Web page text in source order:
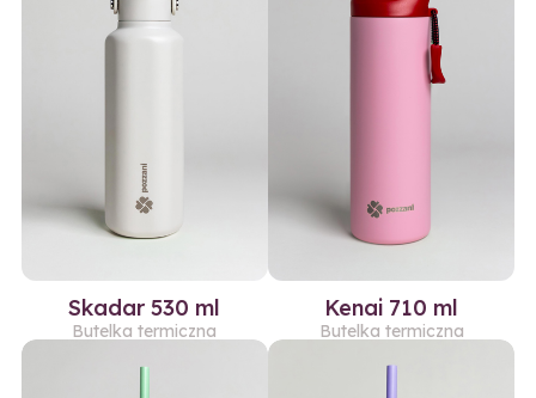
Skadar 530 ml
Butelka termiczna
Kenai 710 ml
Butelka termiczna